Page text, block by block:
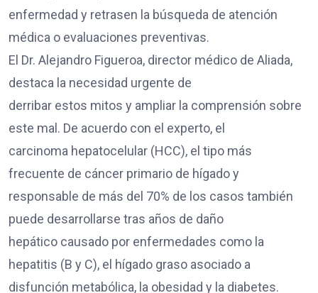
enfermedad y retrasen la búsqueda de atención
médica o evaluaciones preventivas.
El Dr. Alejandro Figueroa, director médico de Aliada,
destaca la necesidad urgente de
derribar estos mitos y ampliar la comprensión sobre
este mal. De acuerdo con el experto, el
carcinoma hepatocelular (HCC), el tipo más
frecuente de cáncer primario de hígado y
responsable de más del 70% de los casos también
puede desarrollarse tras años de daño
hepático causado por enfermedades como la
hepatitis (B y C), el hígado graso asociado a
disfunción metabólica, la obesidad y la diabetes.